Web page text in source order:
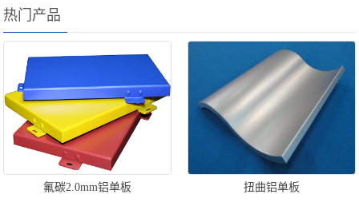
热门产品
氟碳2.0mm铝单板 扭曲铝单板